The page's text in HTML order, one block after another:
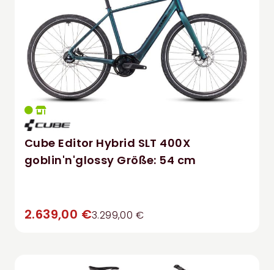
Cube Editor Hybrid SLT 400X
goblin'n'glossy Größe: 54 cm
2.639,00 €3.299,00 €